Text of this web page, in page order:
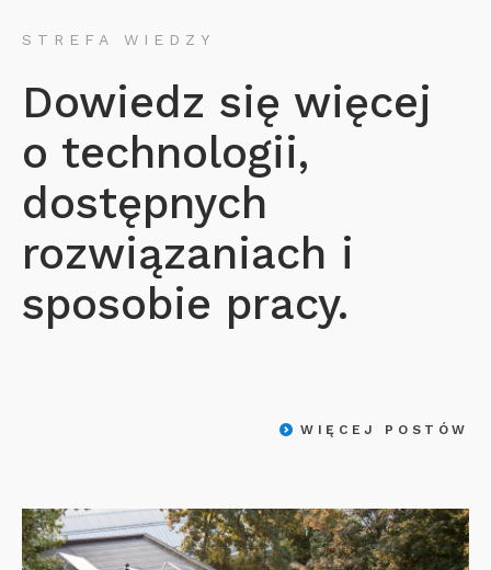
STREFA WIEDZY
Dowiedz się więcej
o technologii,
dostępnych
rozwiązaniach i
sposobie pracy.
WIĘCEJ POSTÓW